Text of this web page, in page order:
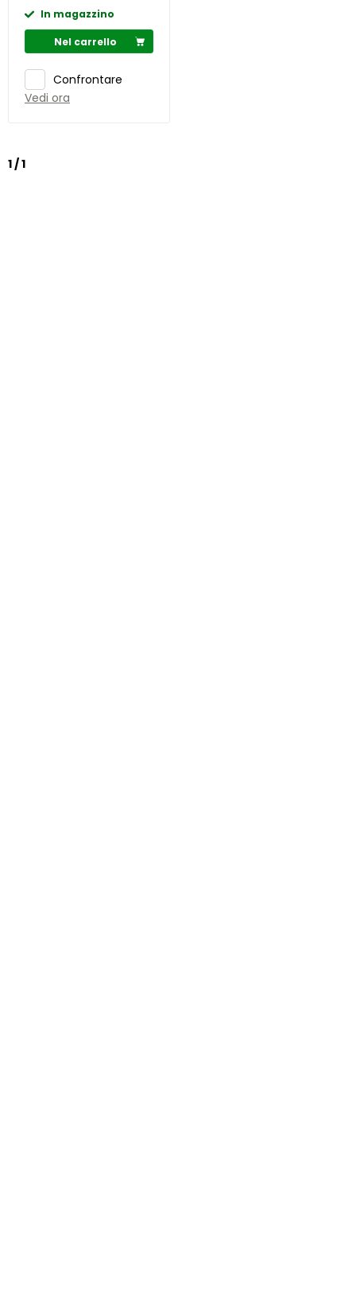
In magazzino
Nel carrello
Confrontare
Vedi ora
1 / 1